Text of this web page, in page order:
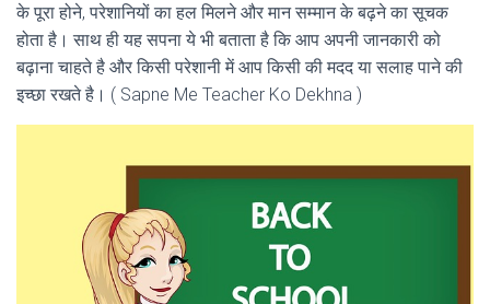
के पूरा होने, परेशानियों का हल मिलने और मान सम्मान के बढ़ने का सूचक
होता है। साथ ही यह सपना ये भी बताता है कि आप अपनी जानकारी को
बढ़ाना चाहते है और किसी परेशानी में आप किसी की मदद या सलाह पाने की
इच्छा रखते है। ( Sapne Me Teacher Ko Dekhna )